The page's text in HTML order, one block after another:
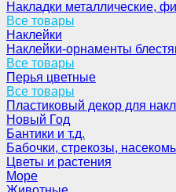
Накладки металлические,
Все товары
Наклейки
Наклейки-орнаменты
Все товары
Перья цветные
Все товары
Пластиковый декор для
Новый Год
Бантики и т.д.
Бабочки, стрекозы,
Цветы и растения
Море